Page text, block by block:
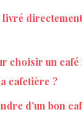
choisir un café
cafetière ?
d’un bon